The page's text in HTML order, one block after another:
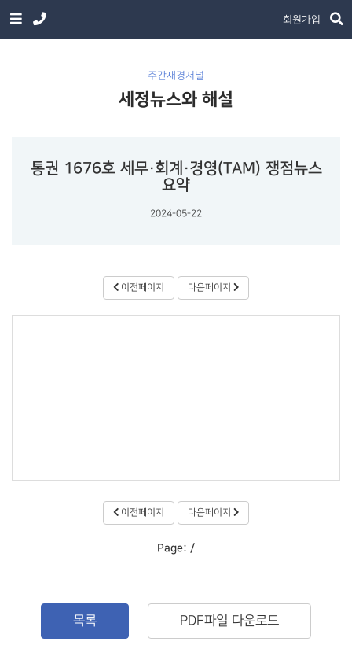
회원가입
주간재경저널
세정뉴스와 해설
통권 1676호 세무·회계·경영(TAM) 쟁점뉴스
요약
2024-05-22
이전페이지 다음페이지
이전페이지 다음페이지
Page: /
목록 PDF파일 다운로드